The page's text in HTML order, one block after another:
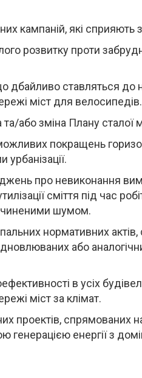
кампаній, які
розвитку проти
дбайливо ставляться
міст для велосипедів.
або зміна Плану сталої
покращень
урбанізації.
про невиконання
сміття під час
шумом.
нормативних
або
в усіх
міст за клімат.
проектів, спрямованих
генерацією енергії з